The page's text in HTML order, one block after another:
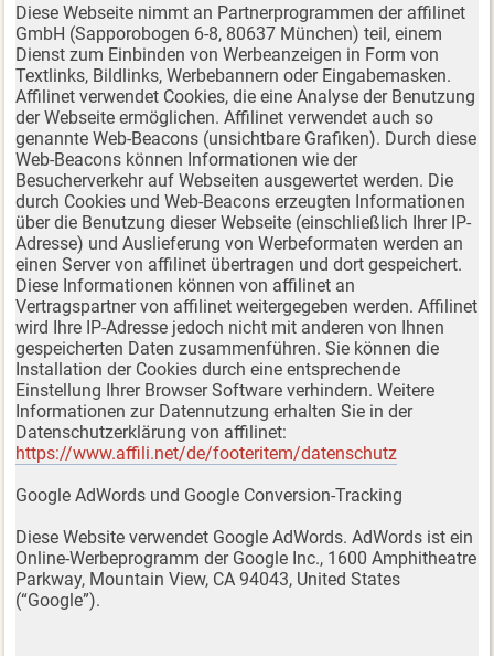
Diese Webseite nimmt an Partnerprogrammen der affilinet
GmbH (Sapporobogen 6-8, 80637 München) teil, einem
Dienst zum Einbinden von Werbeanzeigen in Form von
Textlinks, Bildlinks, Werbebannern oder Eingabemasken.
Affilinet verwendet Cookies, die eine Analyse der Benutzung
der Webseite ermöglichen. Affilinet verwendet auch so
genannte Web-Beacons (unsichtbare Grafiken). Durch diese
Web-Beacons können Informationen wie der
Besucherverkehr auf Webseiten ausgewertet werden. Die
durch Cookies und Web-Beacons erzeugten Informationen
über die Benutzung dieser Webseite (einschließlich Ihrer IP-
Adresse) und Auslieferung von Werbeformaten werden an
einen Server von affilinet übertragen und dort gespeichert.
Diese Informationen können von affilinet an
Vertragspartner von affilinet weitergegeben werden. Affilinet
wird Ihre IP-Adresse jedoch nicht mit anderen von Ihnen
gespeicherten Daten zusammenführen. Sie können die
Installation der Cookies durch eine entsprechende
Einstellung Ihrer Browser Software verhindern. Weitere
Informationen zur Datennutzung erhalten Sie in der
Datenschutzerklärung von affilinet:
https://www.affili.net/de/footeritem/datenschutz
Google AdWords und Google Conversion-Tracking
Diese Website verwendet Google AdWords. AdWords ist ein
Online-Werbeprogramm der Google Inc., 1600 Amphitheatre
Parkway, Mountain View, CA 94043, United States
(“Google”).